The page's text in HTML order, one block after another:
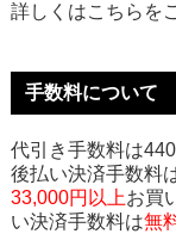
詳しくはこちらを
手数料について
代引き手数料は
後払い決済手数料
33,000円以上お買
い決済手数料は無